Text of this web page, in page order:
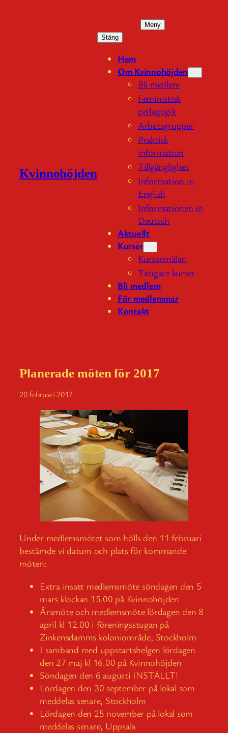
Kvinnohöjden
Meny
Stäng
Hem
Om Kvinnohöjden
Bli medlem
Feministisk
pedagogik
Arbetsgrupper
Praktisk
information
Tillgänglighet
Information in
English
Informationen in
Deutsch
Aktuellt
Kurser
Kursanmälan
Tidigare kurser
Bli medlem
För medlemmar
Kontakt
Planerade möten för 2017
20 februari 2017
Under medlemsmötet som hölls den 11 februari
bestämde vi datum och plats för kommande
möten:
Extra insatt medlemsmöte söndagen den 5
mars klockan 15.00 på Kvinnohöjden
Årsmöte och medlemsmöte lördagen den 8
april kl 12.00 i föreningsstugan på
Zinkensdamms koloniområde, Stockholm
I samband med uppstartshelgen lördagen
den 27 maj kl 16.00 på Kvinnohöjden
Söndagen den 6 augusti INSTÄLLT!
Lördagen den 30 september på lokal som
meddelas senare, Stockholm
Lördagen den 25 november på lokal som
meddelas senare, Uppsala